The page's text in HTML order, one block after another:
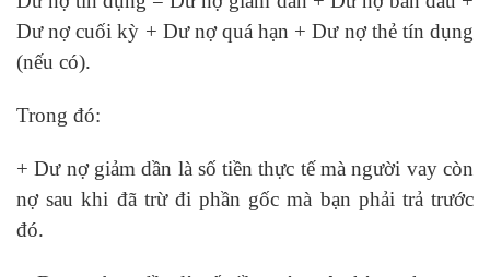
Dư nợ cuối kỳ + Dư nợ quá hạn + Dư nợ thẻ tín dụng
(nếu có).
Trong đó:
+ Dư nợ giảm dần là số tiền thực tế mà người vay còn
nợ sau khi đã trừ đi phần gốc mà bạn phải trả trước
đó.